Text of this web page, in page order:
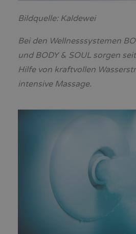
Bildquelle: Kaldewei
Bei den Wellnesssystemen
und BODY & SOUL sorgen
Hilfe von kraftvollen
intensive Massage.